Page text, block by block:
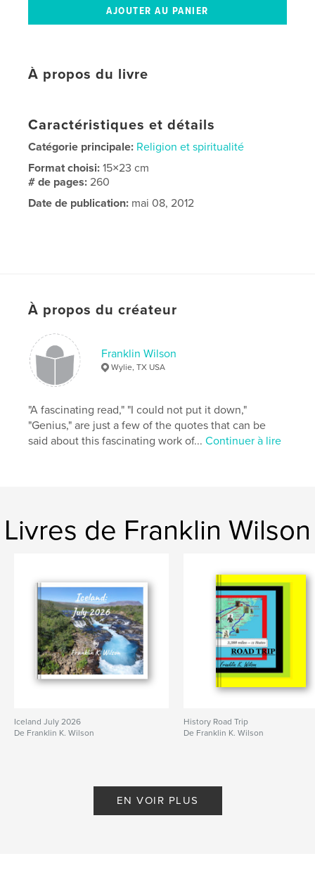
À propos du livre
Caractéristiques et détails
Catégorie principale: Religion et spiritualité
Format choisi:15×23 cm
# de pages:260
Date de publication: mai 08, 2012
À propos du créateur
Franklin Wilson
Wylie, TX USA
"A fascinating read," "I could not put it down,"
"Genius," are just a few of the quotes that can be
said about this fascinating work of...Continuer à lire
Livres de Franklin Wilson
Iceland July 2026
De Franklin K. Wilson
History Road Trip
De Franklin K. Wilson
EN VOIR PLUS